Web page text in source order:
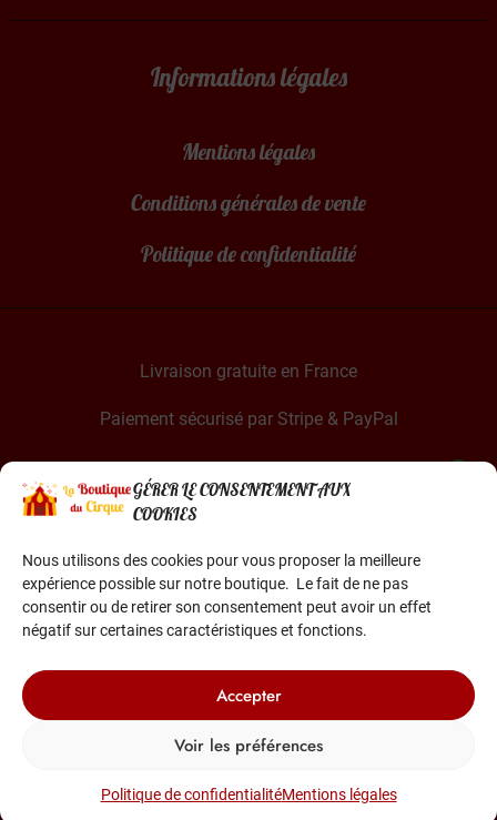
GÉRER LE CONSENTEMENT AUX
COOKIES
Nous utilisons des cookies pour vous proposer la meilleure
expérience possible sur notre boutique. Le fait de ne pas
consentir ou de retirer son consentement peut avoir un effet
négatif sur certaines caractéristiques et fonctions.
Accepter
Voir les préférences
Politique de confidentialitéMentions légales
Informations légales
Mentions légales
Conditions générales de vente
Politique de confidentialité
Livraison gratuite en France
Paiement sécurisé par Stripe & PayPal
La Boutique du Cirque est une entreprise française
Basée dans le sud de la France